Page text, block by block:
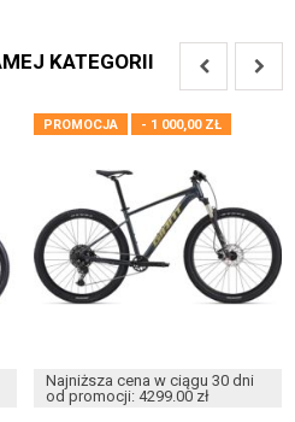
KATEGORII
PROMOCJA - 1 000,00 ZŁ
Najniższa cena w ciągu 30 dni
od promocji: 4299.00 zł